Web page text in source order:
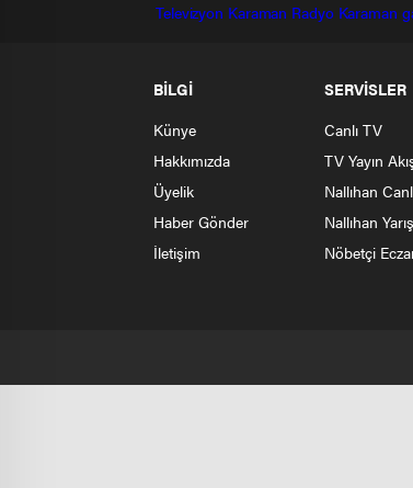
Televizyon Karaman Radyo Karaman
BİLGİ
Künye
Hakkımızda
Üyelik
Haber Gönder
İletişim
SERVİSLER
Canlı TV
TV Yayın
Nallıhan
Nallıhan
Nöbetçi